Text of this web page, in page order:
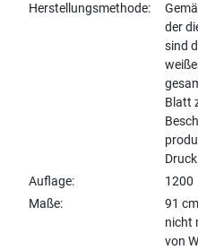
Herstellungsmethode
der
sind
Blatt
Auflage
1200
Maße
91
nicht
von